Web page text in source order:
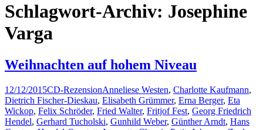
Schlagwort-Archiv: Josephine
Varga
Weihnachten auf hohem Niveau
12/12/2015CD-RezensionAnneliese Westen, Charlotte Kaufmann,
Dietrich Fischer-Dieskau, Elisabeth Grümmer, Erna Berger, Eta
Wickop, Felix Schröder, Fried Walter, Fritjof Fest, Georg Friedrich
Hendel, Gerhard Tucholski, Gunhild Weber, Günther Arndt, Hans